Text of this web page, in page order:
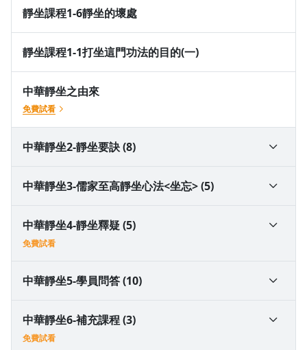
靜坐課程1-6靜坐的壞處
靜坐課程1-1打坐這門功法的目的(一)
中華靜坐之由來
免費試看
中華靜坐2-靜坐要訣 (8)
靜坐課程2-5自然呼吸
靜坐課程2-6靜坐導引1
靜坐課程2-4虛靈頂勁
中華靜坐3-儒家至高靜坐心法<坐忘> (5)
靜坐課程3-3坐忘(三)
靜坐課程3-4坐忘(四)
中華靜坐4-靜坐釋疑 (5)
免費試看
靜坐課程4-3靜坐的禁忌
靜坐課程4-2釋疑(二)靜坐時間是長好還是短好
中華靜坐5-學員問答 (10)
靜坐課程5-1學員問答-打坐打不長怎麼辦？
中華靜坐6-補充課程 (3)
免費試看
沒有待播放的清單
去逛逛